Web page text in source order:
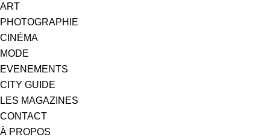
ART
PHOTOGRAPHIE
CINÉMA
MODE
EVENEMENTS
CITY GUIDE
LES MAGAZINES
CONTACT
À PROPOS